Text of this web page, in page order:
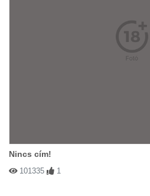
Nincs cím!
101335 1